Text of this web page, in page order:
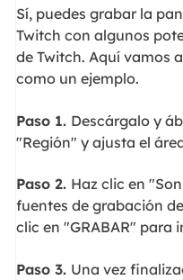
Sí, puedes grabar la
Twitch con algunos
de Twitch. Aquí vamos
como un ejemplo.
Paso 1. Descárgalo y
"Región" y ajusta el
Paso 2. Haz clic en
fuentes de grabación
clic en "GRABAR" para
Paso 3. Una vez